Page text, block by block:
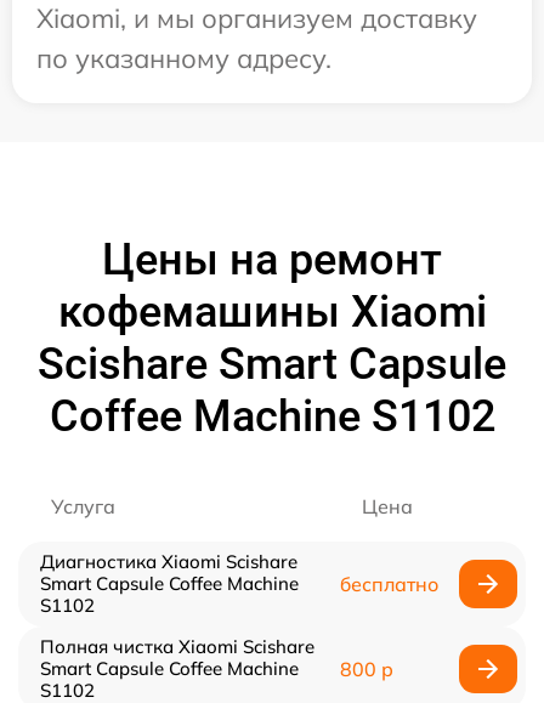
Xiaomi, и мы организуем доставку
по указанному адресу.
Цены на ремонт
кофемашины Xiaomi
Scishare Smart Capsule
Coffee Machine S1102
Услуга Цена
Диагностика Xiaomi Scishare
Smart Capsule Coffee Machine
S1102
бесплатно
Полная чистка Xiaomi Scishare
Smart Capsule Coffee Machine
S1102
800 р